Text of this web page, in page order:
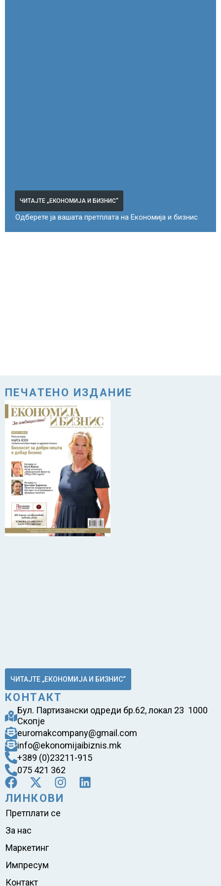
ЧИТАЈТЕ „ЕКОНОМИЈА И БИЗНИС“
Одберете ја вашата претплата на Економија и бизнис
ПЕЧАТЕНО ИЗДАНИЕ
ЧИТАЈТЕ „ЕКОНОМИЈА И БИЗНИС“
КОНТАКТ
Бул. Партизански одреди бр.62, локал 23 1000
Скопје
euromakcompany@gmail.com
info@ekonomijaibiznis.mk
+389 (0)23211-915
075 421 362
ЛИНКОВИ
Претплати се
За нас
Маркетинг
Импресум
Контакт